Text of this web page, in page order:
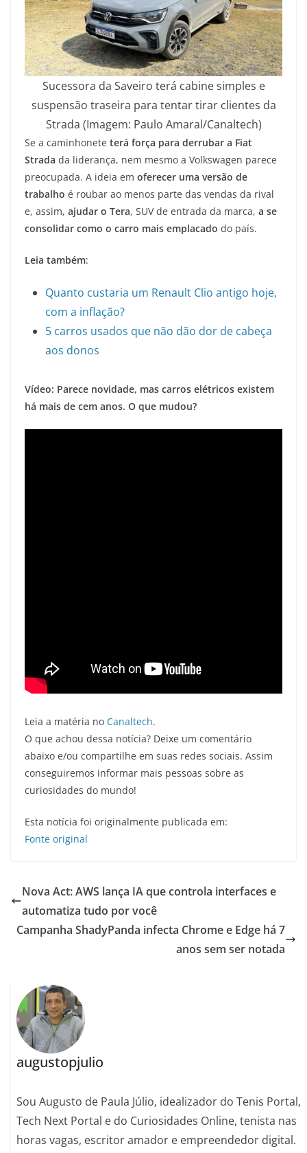
Sucessora da Saveiro terá cabine simples e
suspensão traseira para tentar tirar clientes da
Strada (Imagem: Paulo Amaral/Canaltech)
Se a caminhonete terá força para derrubar a Fiat
Strada da liderança, nem mesmo a Volkswagen parece
preocupada. A ideia em oferecer uma versão de
trabalho é roubar ao menos parte das vendas da rival
e, assim, ajudar o Tera, SUV de entrada da marca, a se
consolidar como o carro mais emplacado do país.
Leia também:
Quanto custaria um Renault Clio antigo hoje,
com a inflação?
5 carros usados que não dão dor de cabeça
aos donos
Vídeo: Parece novidade, mas carros elétricos existem
há mais de cem anos. O que mudou?
Leia a matéria no Canaltech.
O que achou dessa notícia? Deixe um comentário
abaixo e/ou compartilhe em suas redes sociais. Assim
conseguiremos informar mais pessoas sobre as
curiosidades do mundo!
Esta notícia foi originalmente publicada em:
Fonte original
Nova Act: AWS lança IA que controla interfaces e
automatiza tudo por você
Campanha ShadyPanda infecta Chrome e Edge há 7
anos sem ser notada
augustopjulio
Sou Augusto de Paula Júlio, idealizador do Tenis Portal,
Tech Next Portal e do Curiosidades Online, tenista nas
horas vagas, escritor amador e empreendedor digital.